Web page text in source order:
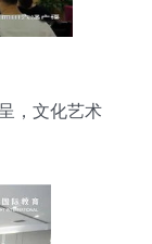
，文化艺术